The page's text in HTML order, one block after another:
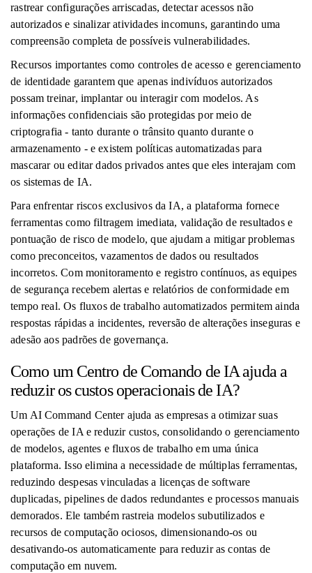
rastrear configurações arriscadas, detectar acessos não
autorizados e sinalizar atividades incomuns, garantindo uma
compreensão completa de possíveis vulnerabilidades.
Recursos importantes como controles de acesso e gerenciamento
de identidade garantem que apenas indivíduos autorizados
possam treinar, implantar ou interagir com modelos. As
informações confidenciais são protegidas por meio de
criptografia - tanto durante o trânsito quanto durante o
armazenamento - e existem políticas automatizadas para
mascarar ou editar dados privados antes que eles interajam com
os sistemas de IA.
Para enfrentar riscos exclusivos da IA, a plataforma fornece
ferramentas como filtragem imediata, validação de resultados e
pontuação de risco de modelo, que ajudam a mitigar problemas
como preconceitos, vazamentos de dados ou resultados
incorretos. Com monitoramento e registro contínuos, as equipes
de segurança recebem alertas e relatórios de conformidade em
tempo real. Os fluxos de trabalho automatizados permitem ainda
respostas rápidas a incidentes, reversão de alterações inseguras e
adesão aos padrões de governança.
Como um Centro de Comando de IA ajuda a
reduzir os custos operacionais de IA?
Um AI Command Center ajuda as empresas a otimizar suas
operações de IA e reduzir custos, consolidando o gerenciamento
de modelos, agentes e fluxos de trabalho em uma única
plataforma. Isso elimina a necessidade de múltiplas ferramentas,
reduzindo despesas vinculadas a licenças de software
duplicadas, pipelines de dados redundantes e processos manuais
demorados. Ele também rastreia modelos subutilizados e
recursos de computação ociosos, dimensionando-os ou
desativando-os automaticamente para reduzir as contas de
computação em nuvem.